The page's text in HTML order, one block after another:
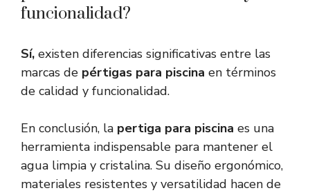
funcionalidad?
Sí, existen diferencias significativas entre las
marcas de pértigas para piscina en términos
de calidad y funcionalidad.
En conclusión, la pertiga para piscina es una
herramienta indispensable para mantener el
agua limpia y cristalina. Su diseño ergonómico,
materiales resistentes y versatilidad hacen de